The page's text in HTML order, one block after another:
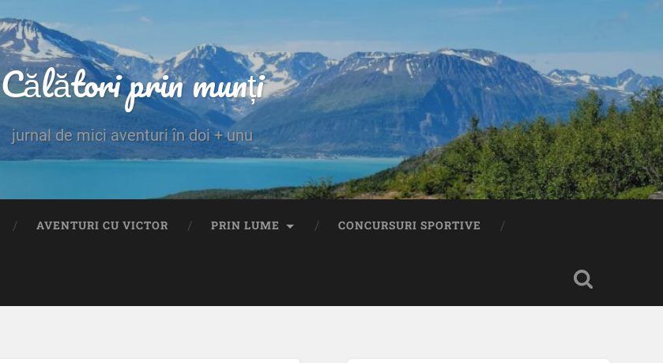
Călători prin munți
jurnal de mici aventuri în doi + unu
AVENTURI CU VICTOR PRIN LUME CONCURSURI SPORTIVE